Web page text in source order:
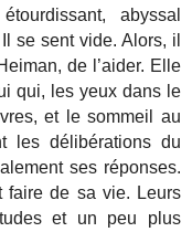
abyssal
se sent vide. Alors, il
de l’aider. Elle
qui, les yeux dans le
et le sommeil au
les délibérations du
ses réponses.
faire de sa vie. Leurs
et un peu plus